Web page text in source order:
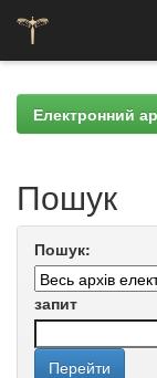
navigationЕлектронний
Пошук
Пошук:
запит